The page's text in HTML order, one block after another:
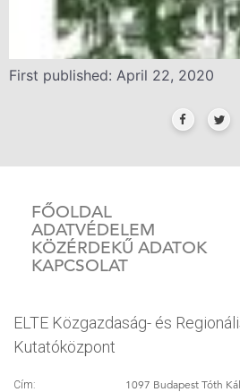
First published: April 22, 2020
FŐOLDAL
ADATVÉDELEM
KÖZÉRDEKŰ ADATOK
KAPCSOLAT
ELTE Közgazdaság- és
Kutatóközpont
Cím: 1097 Budapest Tóth